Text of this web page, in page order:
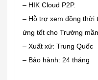
– HIK Cloud P2P.
– Hỗ trợ xem đồng thời
ứng tốt cho Trường
– Xuất xứ: Trung Quốc
– Bảo hành: 24 tháng